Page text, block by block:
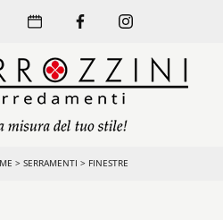
> SERRAMENTI > FINESTRE